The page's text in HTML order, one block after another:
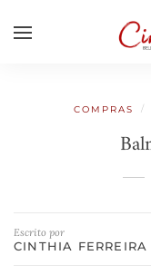
COMPRAS /
Escrito por
CINTHIA FERREIRA